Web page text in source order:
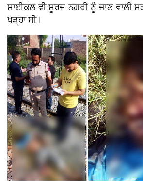
ਸਾਈਕਲ ਵੀ ਸੂਰਜ ਨਗਰੀ ਨੂੰ ਜਾਣ ਵਾਲੀ
ਖੜ੍ਹਾ ਸੀ।